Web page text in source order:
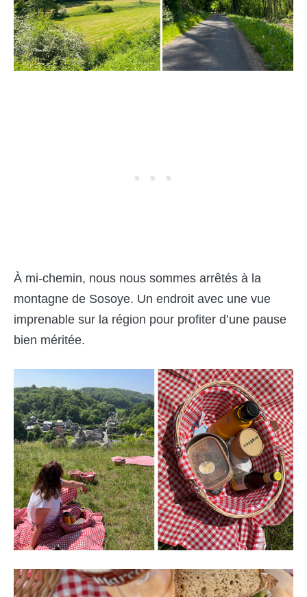
À mi-chemin, nous nous sommes arrêtés à la
montagne de Sosoye. Un endroit avec une vue
imprenable sur la région pour profiter d’une pause
bien méritée.